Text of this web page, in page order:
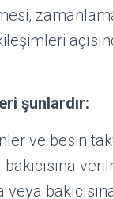
şunlardır:
ve besin